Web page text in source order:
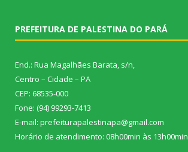
PREFEITURA DE PALESTINA DO PARÁ
End.: Rua Magalhães Barata, s/n,
Centro – Cidade – PA
CEP: 68535-000
Fone: (94) 99293-7413
E-mail: prefeiturapalestinapa@gmail.com
Horário de atendimento: 08h00min às 13h00min